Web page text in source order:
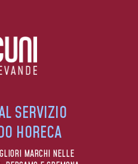
SERVIZIO
HORECA
MARCHI NELLE